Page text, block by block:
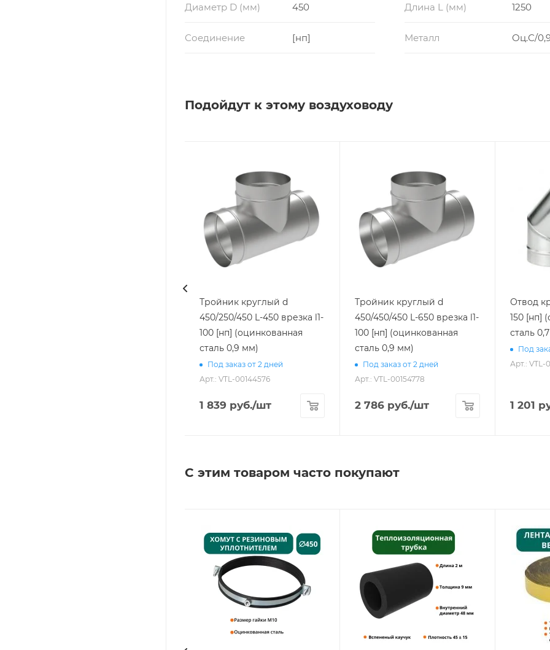
Диаметр D (мм) 450 Длина L (мм) 1250
Соединение [нп] Металл Оц.С/
Подойдут к этому воздуховоду
Тройник круглый d
450/250/450 L-450 врезка l1-
100 [нп] (оцинкованная
сталь 0,9 мм)
Под заказ от 2 дней
Арт.: VTL-00144576
1 839 руб./шт
Тройник круглый d
450/450/450 L-650 врезка l1-
100 [нп] (оцинкованная
сталь 0,9 мм)
Под заказ от 2 дней
Арт.: VTL-00154778
2 786 руб./шт
Отвод
150 [нп]
сталь
Под
Арт.: VTL-
1 201
С этим товаром часто покупают